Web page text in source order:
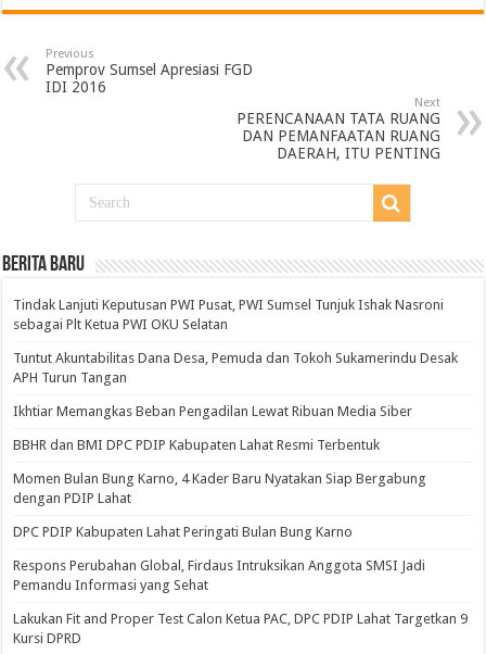
Previous
Pemprov Sumsel Apresiasi FGD
IDI 2016
Next
PERENCANAAN TATA RUANG
DAN PEMANFAATAN RUANG
DAERAH, ITU PENTING
BERITA BARU
Tindak Lanjuti Keputusan PWI Pusat, PWI Sumsel Tunjuk Ishak Nasroni
sebagai Plt Ketua PWI OKU Selatan
Tuntut Akuntabilitas Dana Desa, Pemuda dan Tokoh Sukamerindu Desak
APH Turun Tangan
Ikhtiar Memangkas Beban Pengadilan Lewat Ribuan Media Siber
BBHR dan BMI DPC PDIP Kabupaten Lahat Resmi Terbentuk
Momen Bulan Bung Karno, 4 Kader Baru Nyatakan Siap Bergabung
dengan PDIP Lahat
DPC PDIP Kabupaten Lahat Peringati Bulan Bung Karno
Respons Perubahan Global, Firdaus Intruksikan Anggota SMSI Jadi
Pemandu Informasi yang Sehat
Lakukan Fit and Proper Test Calon Ketua PAC, DPC PDIP Lahat Targetkan 9
Kursi DPRD